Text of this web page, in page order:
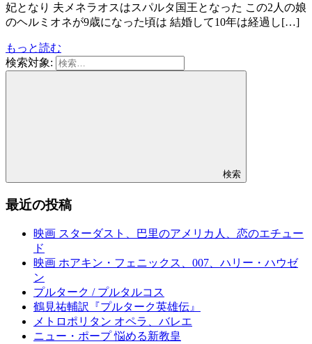
妃となり 夫メネラオスはスパルタ国王となった この2人の娘
のヘルミオネが9歳になった頃は 結婚して10年は経過し[…]
もっと読む
検索対象:
検索
最近の投稿
映画 スターダスト、巴里のアメリカ人、恋のエチュー
ド
映画 ホアキン・フェニックス、007、ハリー・ハウゼ
ン
プルターク / プルタルコス
鶴見祐輔訳『プルターク英雄伝』
メトロポリタン オペラ、バレエ
ニュー・ポープ 悩める新教皇